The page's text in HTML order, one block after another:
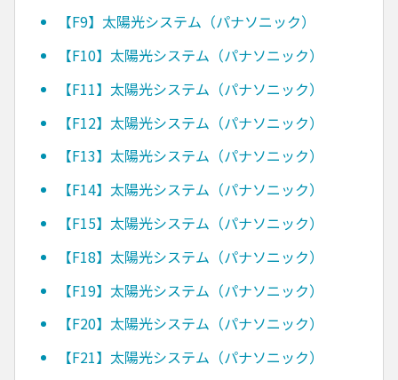
【F9】太陽光システム（パナソニック）
【F10】太陽光システム（パナソニック）
【F11】太陽光システム（パナソニック）
【F12】太陽光システム（パナソニック）
【F13】太陽光システム（パナソニック）
【F14】太陽光システム（パナソニック）
【F15】太陽光システム（パナソニック）
【F18】太陽光システム（パナソニック）
【F19】太陽光システム（パナソニック）
【F20】太陽光システム（パナソニック）
【F21】太陽光システム（パナソニック）